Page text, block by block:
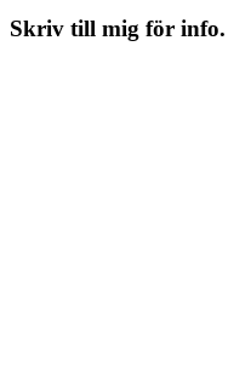
Skriv till mig för info.